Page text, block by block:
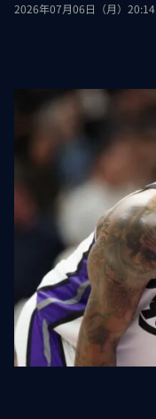
2026年07月06日（月）20:14